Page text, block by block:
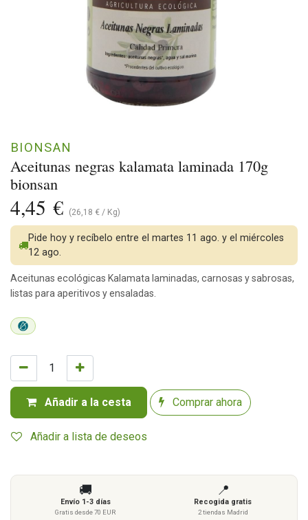
Aceitunas negras kalamata laminada 170g
bionsan
BIONSAN
4,45 € (26,18 € / Kg)
Añadir a la cesta Comprar ahora
Añadir a lista de deseos
Pide hoy y recíbelo entre el martes 11 ago. y el miércoles
12 ago.
Aceitunas ecológicas Kalamata laminadas, carnosas y sabrosas,
listas para aperitivos y ensaladas.
🚚
Envío 1-3 días
Gratis desde 70 EUR
📍
Recogida gratis
2 tiendas Madrid